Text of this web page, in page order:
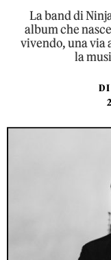
La band di
album che
vivendo, una via
la
DI